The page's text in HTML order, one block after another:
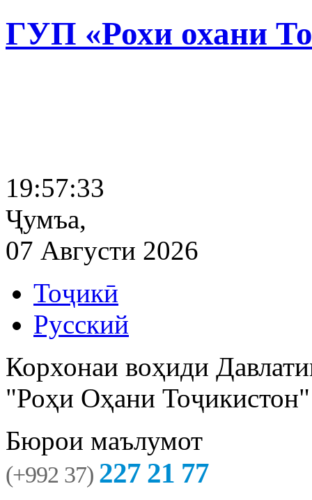
ГУП «Рохи охани
19:57:34
Ҷумъа,
07 Августи 2026
Тоҷикӣ
Русский
Корхонаи воҳиди
"Роҳи Оҳани Тоҷикистон"
Бюрои маълумот
(+992 37) 227 21 77